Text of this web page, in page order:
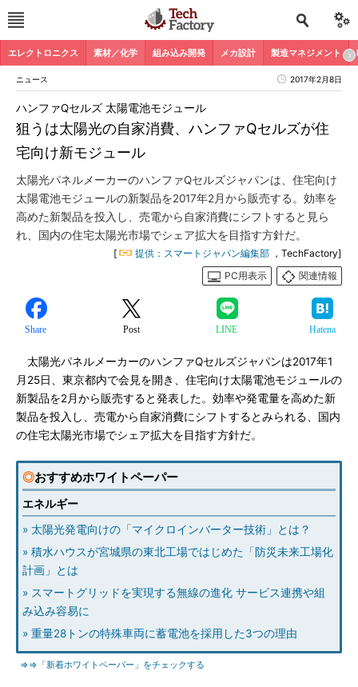
エレクトロニクス 素材／化学 組み込み開発 メカ設計 製造マネジメント
ニュース 2017年2月8日
狙うは太陽光の自家消費、ハンファQセルズが住
宅向け新モジュール
ハンファQセルズ 太陽電池モジュール
太陽光パネルメーカーのハンファQセルズジャパンは、住宅向け
太陽電池モジュールの新製品を2017年2月から販売する。効率を
高めた新製品を投入し、売電から自家消費にシフトすると見ら
れ、国内の住宅太陽光市場でシェア拡大を目指す方針だ。
[ 提供：スマートジャパン編集部 ，TechFactory]
PC用表示
関連情報
Share Post LINE Hatena
太陽光パネルメーカーのハンファQセルズジャパンは2017年1
月25日、東京都内で会見を開き、住宅向け太陽電池モジュールの
新製品を2月から販売すると発表した。効率や発電量を高めた新
製品を投入し、売電から自家消費にシフトするとみられる、国内
の住宅太陽光市場でシェア拡大を目指す方針だ。
◎おすすめホワイトペーパー
エネルギー
» 太陽光発電向けの「マイクロインバーター技術」とは？
» 積水ハウスが宮城県の東北工場ではじめた「防災未来工場化
計画」とは
» スマートグリッドを実現する無線の進化 サービス連携や組
み込み容易に
» 重量28トンの特殊車両に蓄電池を採用した3つの理由
⇒⇒「新着ホワイトペーパー」をチェックする